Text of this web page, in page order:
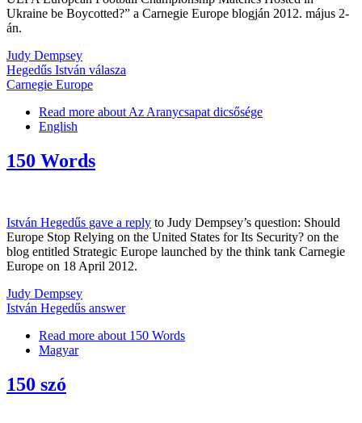
Ukraine be Boycotted?” a Carnegie Europe blogján 2012. május 2-
án.
Judy Dempsey
Hegedűs István válasza
Carnegie Europe
Read more about Az Aranycsapat dicsősége
English
150 Words
István Hegedűs gave a reply to Judy Dempsey’s question: Should
Europe Stop Relying on the United States for Its Security? on the
blog entitled Strategic Europe launched by the think tank Carnegie
Europe on 18 April 2012.
Judy Dempsey
István Hegedűs answer
Read more about 150 Words
Magyar
150 szó